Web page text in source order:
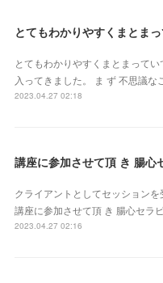
とてもわかりやすくまとまって
入ってきました。 ま ず 不思議
2023.04.27 02:18
クライアントとしてセッションを
講座に参加させて頂 き 腸心セラ
2023.04.27 02:16